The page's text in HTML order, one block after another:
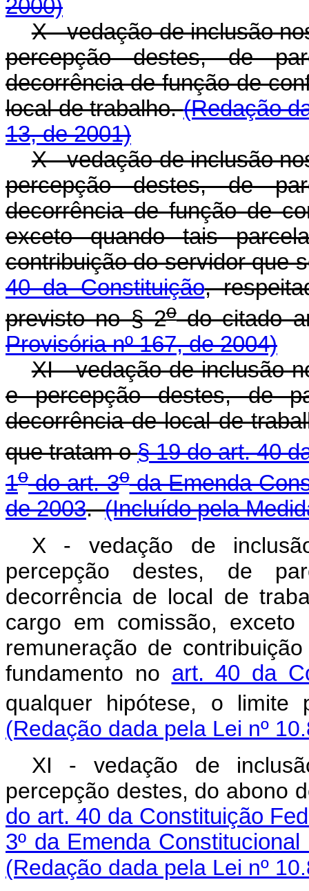
2000)
X - vedação de inclusão
percepção destes, de
decorrência de função de
local de trabalho.(Redação
13, de 2001)
X - vedação de inclusão
percepção destes, de
decorrência de função de
exceto quando tais
contribuição do servidor que
40 da Constituição,
previsto no § 2odo citado
Provisória nº 167, de 2004)
XI - vedação de inclusão
e percepção destes, de
decorrência de local de
que tratam o§ 19 do art. 40
1odo art. 3oda Emenda
de 2003.(Incluído pela
X - vedação de
percepção destes, de
decorrência de local de
cargo em comissão,
remuneração de
fundamento no art. 40 da
qualquer hipótese, o limite
(Redação dada pela Lei nº
XI - vedação de
percepção destes, do abono
do art. 40 da Constituição
3º da Emenda
(Redação dada pela Lei nº